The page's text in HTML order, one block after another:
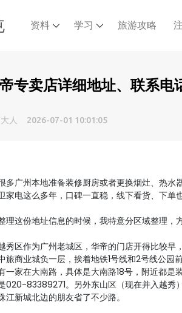
资料 学习 旅游攻略
专卖店详细地址、联系电
人 2026-07-01 10:01:05
多广州本地准备装修厨房或者更换烟灶、热
家电这么多年，口碑一直稳，线下看货、下单
理这份地址信息的时候，我特意分区域整理，
秀区作为广州老城区，华帝的门店开得比较早
旅商业城负一层，挨着地铁1号线和2号线公
一家在大南路，具体是大南路18号，附近都
020-83389271。另外东山区（现在并入越秀
江新城北边的朋友省了不少路。